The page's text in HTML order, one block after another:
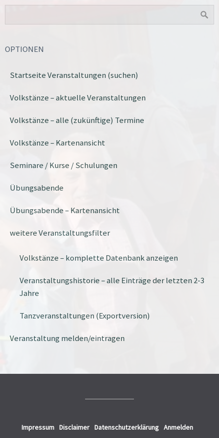
OPTIONEN
Startseite Veranstaltungen (suchen)
Volkstänze – aktuelle Veranstaltungen
Volkstänze – alle (zukünftige) Termine
Volkstänze – Kartenansicht
Seminare / Kurse / Schulungen
Übungsabende
Übungsabende – Kartenansicht
weitere Veranstaltungsfilter
Volkstänze – komplette Datenbank anzeigen
Veranstaltungshistorie – alle Einträge der letzten 2-3
Jahre
Tanzveranstaltungen (Exportversion)
Veranstaltung melden/eintragen
Impressum Disclaimer Datenschutzerklärung Anmelden